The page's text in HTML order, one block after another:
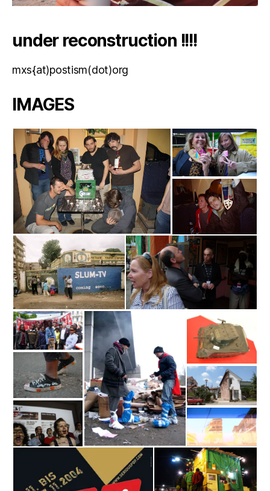
under reconstruction !!!!
mxs{at)postism(dot)org
IMAGES